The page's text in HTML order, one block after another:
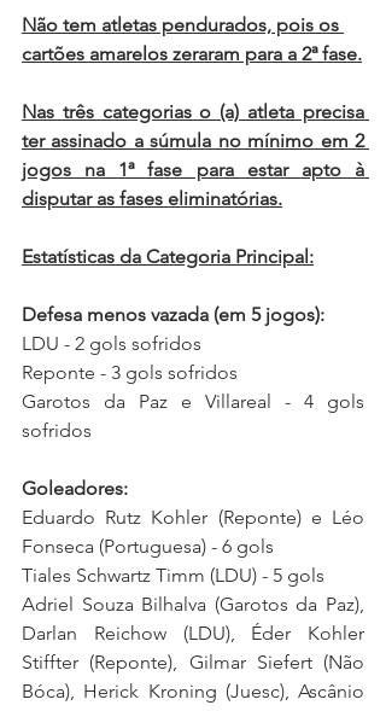
Não tem atletas pendurados, pois os
cartões amarelos zeraram para a 2ª fase.
Nas três categorias o (a) atleta precisa
ter assinado a súmula no mínimo em 2
jogos na 1ª fase para estar apto à
disputar as fases eliminatórias.
Estatísticas da Categoria Principal:
Defesa menos vazada (em 5 jogos):
LDU - 2 gols sofridos
Reponte - 3 gols sofridos
Garotos da Paz e Villareal - 4 gols
sofridos
Goleadores:
Eduardo Rutz Kohler (Reponte) e Léo
Fonseca (Portuguesa) - 6 gols
Tiales Schwartz Timm (LDU) - 5 gols
Adriel Souza Bilhalva (Garotos da Paz),
Darlan Reichow (LDU), Éder Kohler
Stiffter (Reponte), Gilmar Siefert (Não
Bóca), Herick Kroning (Juesc), Ascânio